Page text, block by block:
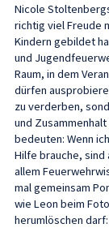
Nicole
richtig viel Freude
Kindern gebildet
und
Raum, in dem
dürfen
zu verderben,
und
bedeuten: Wenn
Hilfe brauche, sind
allem
mal gemeinsam
wie Leon beim
herumlöschen